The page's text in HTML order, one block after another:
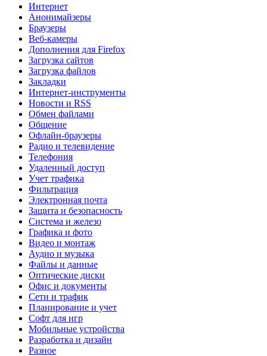
Интернет
Анонимайзеры
Браузеры
Веб-камеры
Дополнения для Firefox
Загрузка сайтов
Загрузка файлов
Закладки
Интернет-инструменты
Новости и RSS
Обмен файлами
Общение
Офлайн-браузеры
Радио и телевидение
Телефония
Удаленный доступ
Учет трафика
Фильтрация
Электронная почта
Защита и безопасность
Система и железо
Графика и фото
Видео и монтаж
Аудио и музыка
Файлы и данные
Оптические диски
Офис и документы
Сети и трафик
Планирование и учет
Софт для игр
Мобильные устройства
Разработка и дизайн
Разное